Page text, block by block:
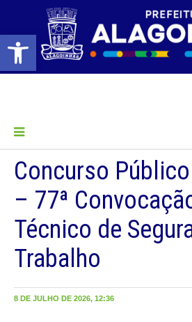
Barra de Ferramentas Aberta
Concurso
– 77ª
Técnico de
Trabalho
8 DE JULHO DE 2026, 12:36